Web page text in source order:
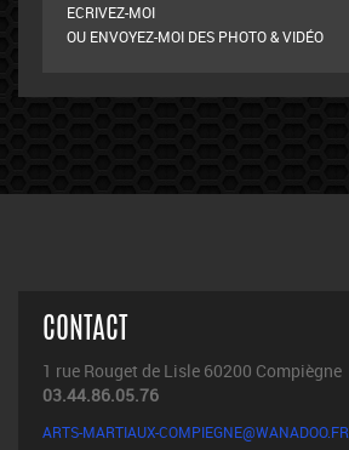
ECRIVEZ-MOI
OU ENVOYEZ-MOI DES PHOTO & VIDÉO
CONTACT
1 rue Rouget de Lisle 60200 Compiègne
03.44.86.05.76
ARTS-MARTIAUX-COMPIEGNE@WANADOO.FR